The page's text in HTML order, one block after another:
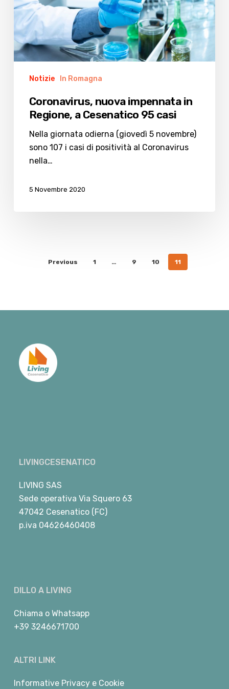
Cesenatico
casi
Notizie In Romagna
Coronavirus, nuova impennata in
Regione, a Cesenatico 95 casi
Nella giornata odierna (giovedì 5 novembre)
sono 107 i casi di positività al Coronavirus
nella…
5 Novembre 2020
Previous 1 … 9 10 11
LIVINGCESENATICO
LIVING SAS
Sede operativa Via Squero 63
47042 Cesenatico (FC)
p.iva 04626460408
DILLO A LIVING
Chiama o Whatsapp
+39 3246671700
ALTRI LINK
Informative Privacy e Cookie